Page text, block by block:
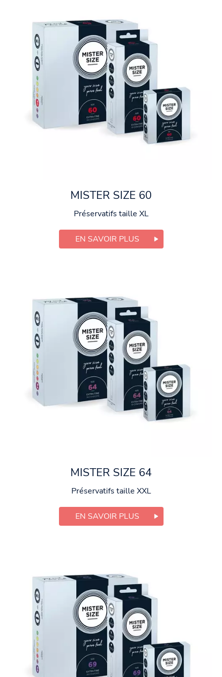
MISTER SIZE 60
Préservatifs taille XL
EN SAVOIR PLUS
MISTER SIZE 64
Préservatifs taille XXL
EN SAVOIR PLUS